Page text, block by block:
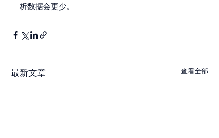
析数据会更少。
最新文章 查看全部